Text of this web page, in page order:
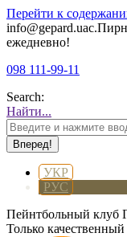
Перейти к
info@gepard.ua
ежедневно!
098 111-99-11
Search:
Найти...
УКР
РУС
Пейнтбольный клуб
Только